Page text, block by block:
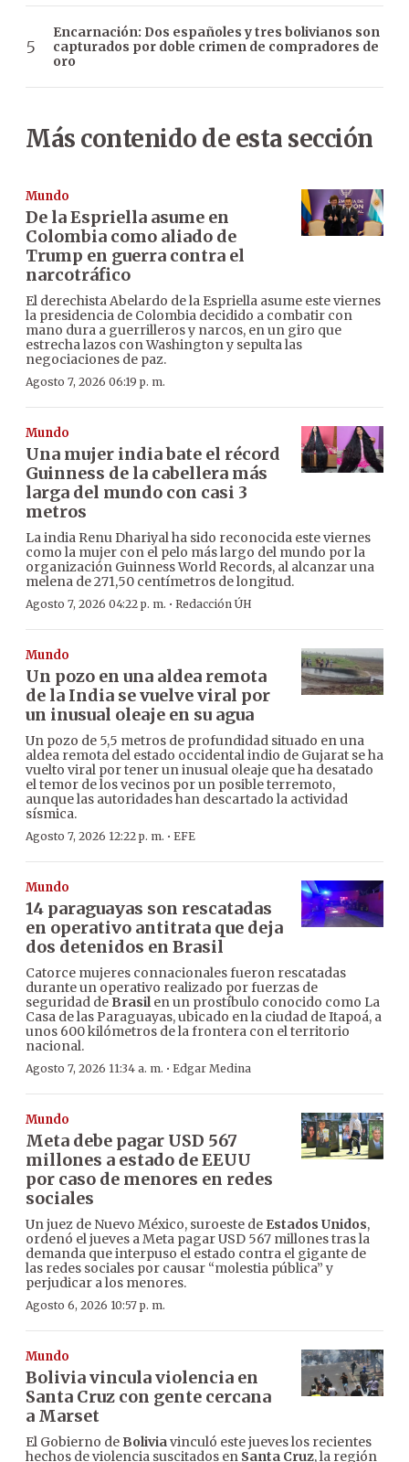
Encarnación: Dos españoles y tres bolivianos son
capturados por doble crimen de compradores de
oro
Más contenido de esta sección
Mundo
De la Espriella asume en
Colombia como aliado de
Trump en guerra contra el
narcotráfico
El derechista Abelardo de la Espriella asume este viernes
la presidencia de Colombia decidido a combatir con
mano dura a guerrilleros y narcos, en un giro que
estrecha lazos con Washington y sepulta las
negociaciones de paz.
Agosto 7, 2026 06:19 p. m.
Mundo
Una mujer india bate el récord
Guinness de la cabellera más
larga del mundo con casi 3
metros
La india Renu Dhariyal ha sido reconocida este viernes
como la mujer con el pelo más largo del mundo por la
organización Guinness World Records, al alcanzar una
melena de 271,50 centímetros de longitud.
Agosto 7, 2026 04:22 p. m. · Redacción ÚH
Mundo
Un pozo en una aldea remota
de la India se vuelve viral por
un inusual oleaje en su agua
Un pozo de 5,5 metros de profundidad situado en una
aldea remota del estado occidental indio de Gujarat se ha
vuelto viral por tener un inusual oleaje que ha desatado
el temor de los vecinos por un posible terremoto,
aunque las autoridades han descartado la actividad
sísmica.
Agosto 7, 2026 12:22 p. m. · EFE
Mundo
14 paraguayas son rescatadas
en operativo antitrata que deja
dos detenidos en Brasil
Catorce mujeres connacionales fueron rescatadas
durante un operativo realizado por fuerzas de
seguridad de Brasilen un prostíbulo conocido como La
Casa de las Paraguayas, ubicado en la ciudad de Itapoá, a
unos 600 kilómetros de la frontera con el territorio
nacional.
Agosto 7, 2026 11:34 a. m. · Edgar Medina
Mundo
Meta debe pagar USD 567
millones a estado de EEUU
por caso de menores en redes
sociales
Un juez de Nuevo México, suroeste de Estados Unidos,
ordenó el jueves a Meta pagar USD 567 millones tras la
demanda que interpuso el estado contra el gigante de
las redes sociales por causar “molestia pública” y
perjudicar a los menores.
Agosto 6, 2026 10:57 p. m.
Mundo
Bolivia vincula violencia en
Santa Cruz con gente cercana
a Marset
El Gobierno de Boliviavinculó este jueves los recientes
hechos de violencia suscitados en Santa Cruz, la región